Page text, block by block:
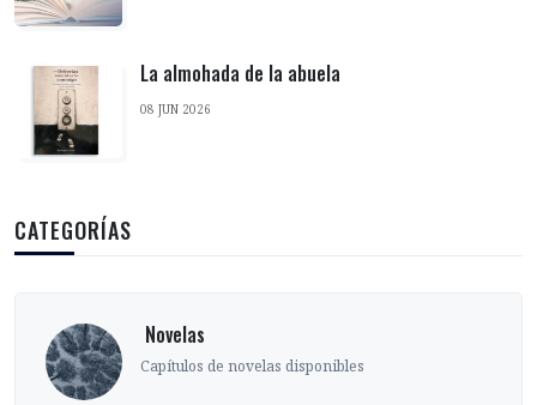
La almohada de la abuela
08 JUN 2026
CATEGORÍAS
‎ Novelas
Capítulos de novelas disponibles